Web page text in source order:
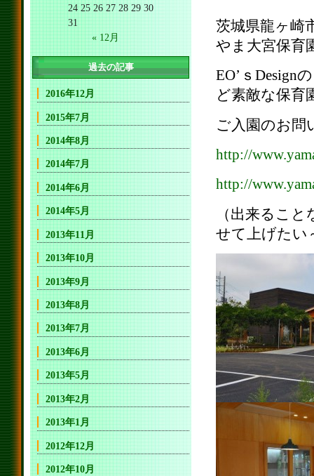
茨城県龍ヶ崎
やま大宮保育
EO’ｓDesign
ど素敵な保育
ご入園のお問
http://
http://
（出来るこ
せて上げたい
24 25 26 27 28 29 30
31
« 12月
過去の記事
2016年12月
2015年7月
2014年8月
2014年7月
2014年6月
2014年5月
2013年11月
2013年10月
2013年9月
2013年8月
2013年7月
2013年6月
2013年5月
2013年2月
2013年1月
2012年12月
2012年10月